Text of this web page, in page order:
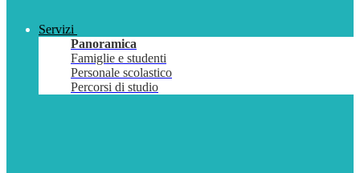
Servizi
Panoramica
Famiglie e studenti
Personale scolastico
Percorsi di studio